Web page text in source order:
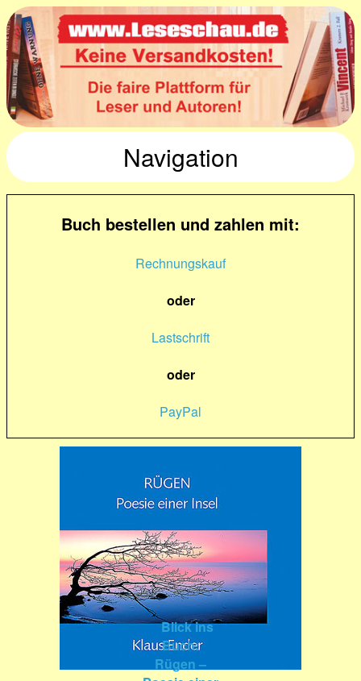
Navigation
Buch bestellen und zahlen mit:
Rechnungskauf
oder
Lastschrift
oder
PayPal